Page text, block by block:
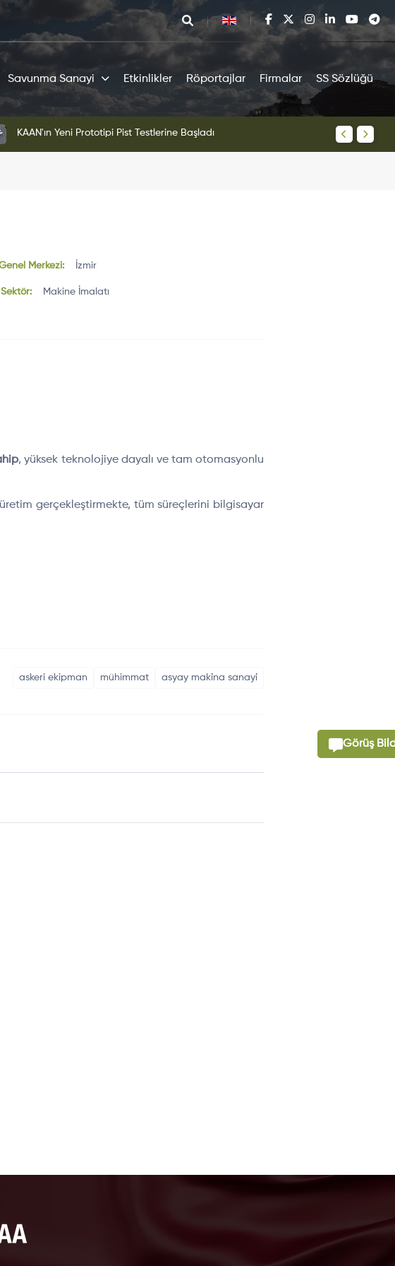
Savunma Sanayi Etkinlikler Röportajlar Firmalar SS Sözlüğü
Yeni Prototipi Pist Testlerine Başladı KAAN
Merkezi: İzmir
Sektör: Makine İmalatı
, yüksek teknolojiye dayalı ve tam otomasyonlu
gerçekleştirmekte, tüm süreçlerini bilgisayar
askeri ekipman mühimmat asyay maki̇na sanayi̇
Görüş